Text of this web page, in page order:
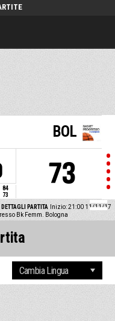
84
73
BOL
73
DETTAGLI PARTITA
Inizio: 21:00 11/11/17
Bk Femm. Bologna